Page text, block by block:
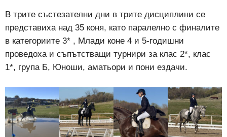
В трите състезателни дни в трите дисциплини се
представиха над 35 коня, като паралелно с финалите
в категориите 3* , Млади коне 4 и 5-годишни
проведоха и съпътстващи турнири за клас 2*, клас
1*, група Б, Юноши, аматьори и пони ездачи.